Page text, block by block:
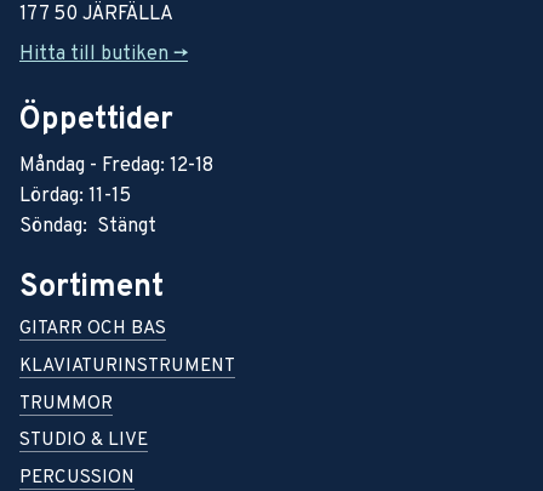
177 50 JÄRFÄLLA
Hitta till butiken ->
Öppettider
Måndag - Fredag: 12-18
Lördag: 11-15
Söndag: Stängt
Sortiment
GITARR OCH BAS
KLAVIATURINSTRUMENT
TRUMMOR
STUDIO & LIVE
PERCUSSION